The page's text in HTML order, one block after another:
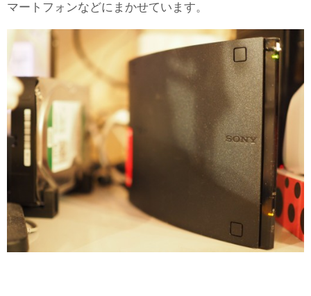
マートフォンなどにまかせています。